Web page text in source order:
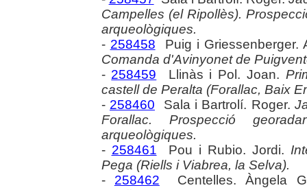
Campelles (el Ripollès).
arqueològiques.
- 258458 Puig i Griessenberger.
Comanda d'Avinyonet de
- 258459 Llinàs i Pol. Joan.
castell de Peralta (Forallac, Baix
- 258460 Sala i Bartrolí. Roger.
Forallac. Prospecció
arqueològiques.
- 258461 Pou i Rubio. Jordi.
Pega (Riells i Viabrea, la Selva).
- 258462 Centelles. Àngela